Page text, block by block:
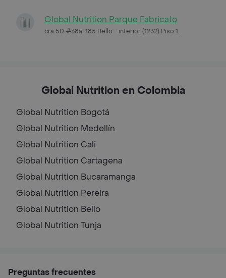
Global Nutrition Parque Fabricato
cra 50 #38a-185 Bello - interior (1232) Piso 1.
Global Nutrition en Colombia
Global Nutrition Bogotá
Global Nutrition Medellín
Global Nutrition Cali
Global Nutrition Cartagena
Global Nutrition Bucaramanga
Global Nutrition Pereira
Global Nutrition Bello
Global Nutrition Tunja
Preguntas frecuentes